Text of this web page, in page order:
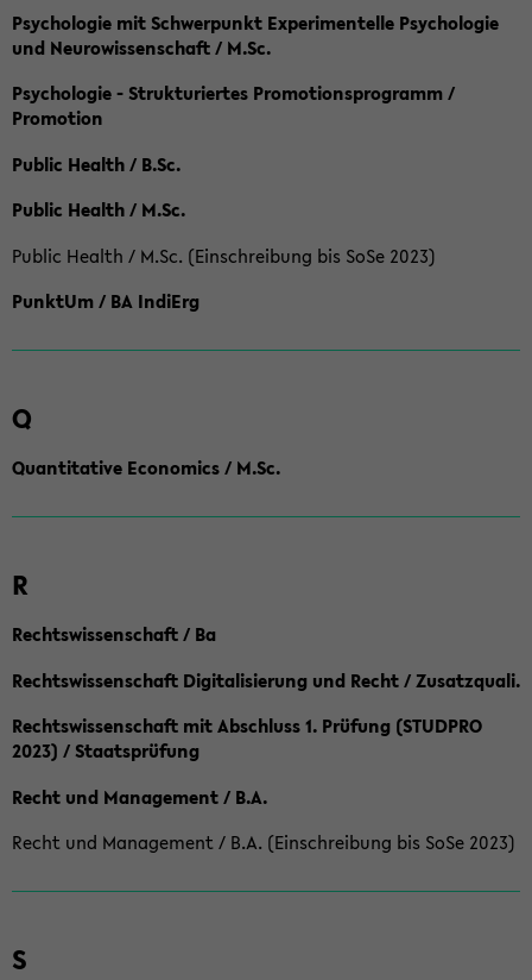
Psychologie mit Schwerpunkt Experimentelle Psychologie
und Neurowissenschaft / M.Sc.
Psychologie - Strukturiertes Promotionsprogramm /
Promotion
Public Health / B.Sc.
Public Health / M.Sc.
Public Health / M.Sc. (Einschreibung bis SoSe 2023)
PunktUm / BA IndiErg
Q
Quantitative Economics / M.Sc.
R
Rechtswissenschaft / Ba
Rechtswissenschaft Digitalisierung und Recht / Zusatzquali.
Rechtswissenschaft mit Abschluss 1. Prüfung (STUDPRO
2023) / Staatsprüfung
Recht und Management / B.A.
Recht und Management / B.A. (Einschreibung bis SoSe 2023)
S